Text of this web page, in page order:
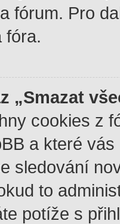
fórum. Pro
fóra.
„Smazat
cookies z
a které
sledování
to
potíže s